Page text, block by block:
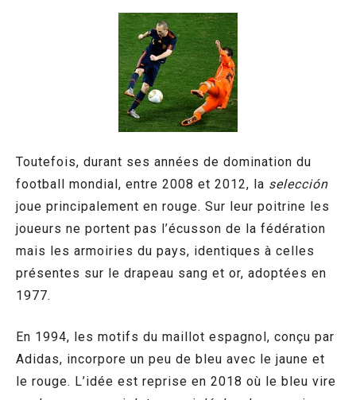
Toutefois, durant ses années de domination du
football mondial, entre 2008 et 2012, la selección
joue principalement en rouge. Sur leur poitrine les
joueurs ne portent pas l’écusson de la fédération
mais les armoiries du pays, identiques à celles
présentes sur le drapeau sang et or, adoptées en
1977.
En 1994, les motifs du maillot espagnol, conçu par
Adidas, incorpore un peu de bleu avec le jaune et
le rouge. L’idée est reprise en 2018 où le bleu vire